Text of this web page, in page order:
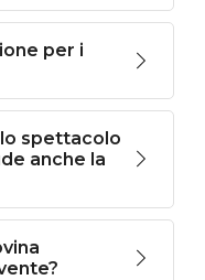
per i
spettacolo
anche la